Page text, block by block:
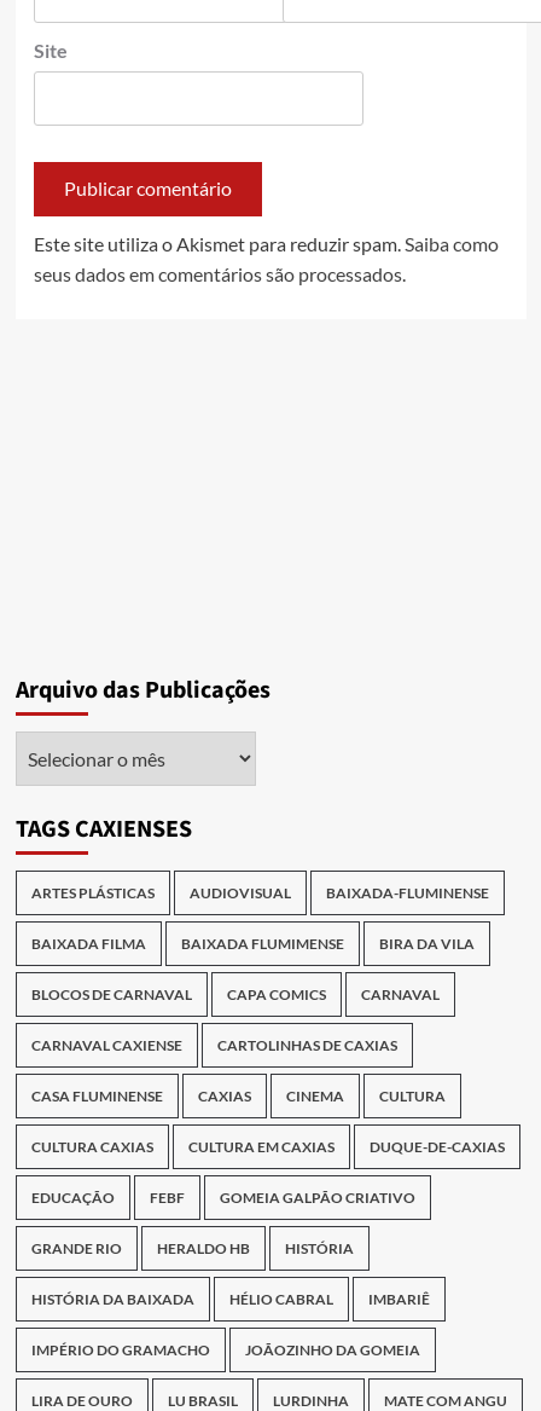
Site
Este site utiliza o Akismet para reduzir spam.Saiba como
seus dados em comentários são processados.
Arquivo das Publicações
TAGS CAXIENSES
ARTES PLÁSTICAS AUDIOVISUAL BAIXADA-FLUMINENSE
BAIXADA FILMA BAIXADA FLUMIMENSE BIRA DA VILA
BLOCOS DE CARNAVAL CAPA COMICS CARNAVAL
CARNAVAL CAXIENSE CARTOLINHAS DE CAXIAS
CASA FLUMINENSE CAXIAS CINEMA CULTURA
CULTURA CAXIAS CULTURA EM CAXIAS DUQUE-DE-CAXIAS
EDUCAÇÃO FEBF GOMEIA GALPÃO CRIATIVO
GRANDE RIO HERALDO HB HISTÓRIA
HISTÓRIA DA BAIXADA HÉLIO CABRAL IMBARIÊ
IMPÉRIO DO GRAMACHO JOÃOZINHO DA GOMEIA
LIRA DE OURO LU BRASIL LURDINHA MATE COM ANGU